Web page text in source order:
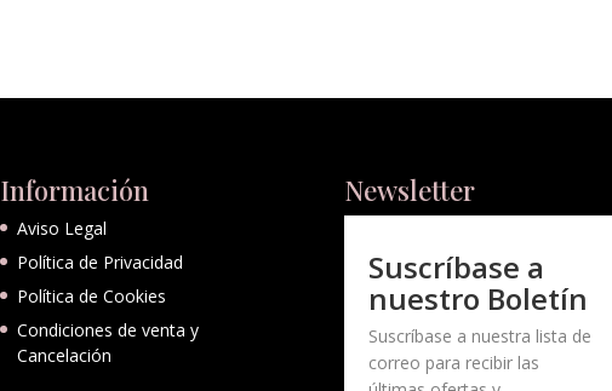
Información
Aviso Legal
Política de Privacidad
Política de Cookies
Condiciones de venta y
Cancelación
Newsletter
Suscríbase a
nuestro Boletín
Suscríbase a nuestra lista de
correo para recibir las